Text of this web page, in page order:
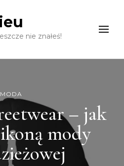
nie znałeś!
MODA
– jak
ikoną mody